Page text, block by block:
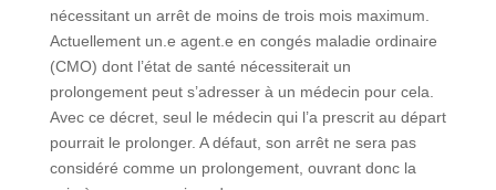
nécessitant un arrêt de moins de trois mois maximum.
Actuellement un.e agent.e en congés maladie ordinaire
(CMO) dont l’état de santé nécessiterait un
prolongement peut s’adresser à un médecin pour cela.
Avec ce décret, seul le médecin qui l’a prescrit au départ
pourrait le prolonger. A défaut, son arrêt ne sera pas
considéré comme un prolongement, ouvrant donc la